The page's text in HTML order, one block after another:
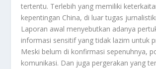
tertentu. Terlebih yang memiliki
kepentingan China, di luar tugas
Laporan awal menyebutkan adanya
informasi sensitif yang tidak lazim untuk
Meski belum di konfirmasi sepenuhnya,
komunikasi. Dan juga pergerakan yang